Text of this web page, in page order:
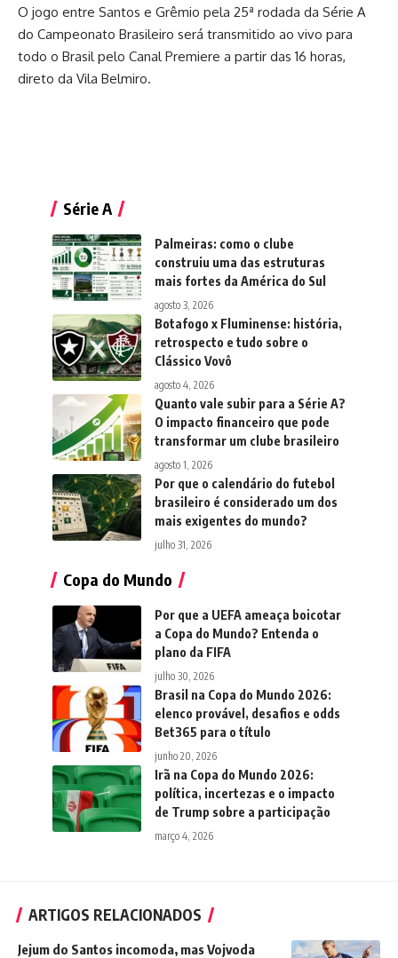
O jogo entre Santos e Grêmio pela 25ª rodada da Série A
do Campeonato Brasileiro será transmitido ao vivo para
todo o Brasil pelo Canal Premiere a partir das 16 horas,
direto da Vila Belmiro.
Série A
Palmeiras: como o clube
construiu uma das estruturas
mais fortes da América do Sul
agosto 3, 2026
Botafogo x Fluminense: história,
retrospecto e tudo sobre o
Clássico Vovô
agosto 4, 2026
Quanto vale subir para a Série A?
O impacto financeiro que pode
transformar um clube brasileiro
agosto 1, 2026
Por que o calendário do futebol
brasileiro é considerado um dos
mais exigentes do mundo?
julho 31, 2026
Copa do Mundo
Por que a UEFA ameaça boicotar
a Copa do Mundo? Entenda o
plano da FIFA
julho 30, 2026
Brasil na Copa do Mundo 2026:
elenco provável, desafios e odds
Bet365 para o título
junho 20, 2026
Irã na Copa do Mundo 2026:
política, incertezas e o impacto
de Trump sobre a participação
março 4, 2026
ARTIGOS RELACIONADOS
Jejum do Santos incomoda, mas Vojvoda